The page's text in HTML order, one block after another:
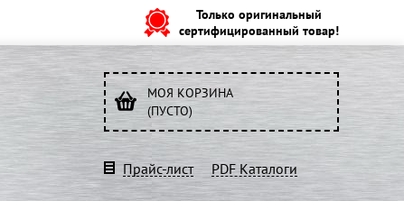
Только оригинальный
сертифицированный товар!
МОЯ КОРЗИНА
(ПУСТО)
Прайс-лист PDF Каталоги